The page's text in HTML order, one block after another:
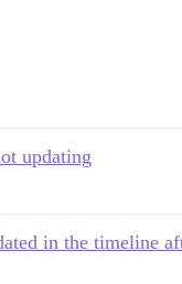
updating
in the timeline